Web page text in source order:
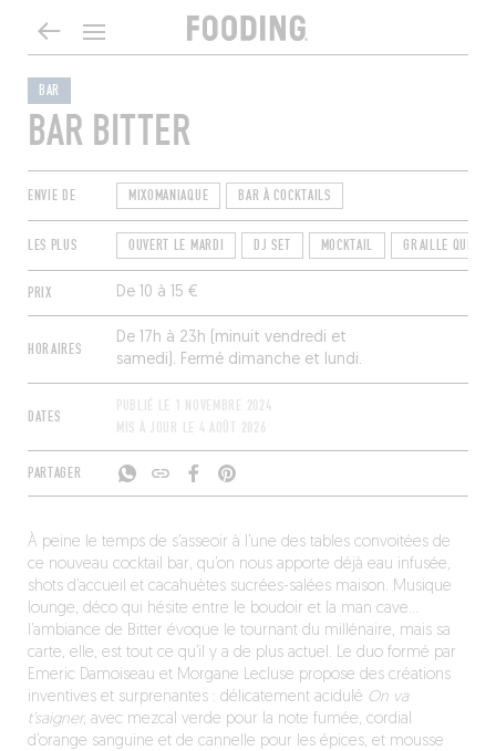
BAR
BAR BITTER
ENVIE DE MIXOMANIAQUE BAR À COCKTAILS
LES PLUS OUVERT LE MARDI DJ SET MOCKTAIL GRAILLE QUE
PRIX De 10 à 15 €
HORAIRES
De 17h à 23h (minuit vendredi et
samedi). Fermé dimanche et lundi.
DATES
PUBLIÉ LE
1 NOVEMBRE 2024
MIS À JOUR LE 4 AOÛT 2026
PARTAGER
À peine le temps de s’asseoir à l’une des tables convoitées de
ce nouveau cocktail bar, qu’on nous apporte déjà eau infusée,
shots d’accueil et cacahuètes sucrées-salées maison. Musique
lounge, déco qui hésite entre le boudoir et la man cave…
l’ambiance de Bitter évoque le tournant du millénaire, mais sa
carte, elle, est tout ce qu’il y a de plus actuel. Le duo formé par
Emeric Damoiseau et Morgane Lecluse propose des créations
inventives et surprenantes : délicatement acidulé On va
t’saigner, avec mezcal verde pour la note fumée, cordial
d’orange sanguine et de cannelle pour les épices, et mousse